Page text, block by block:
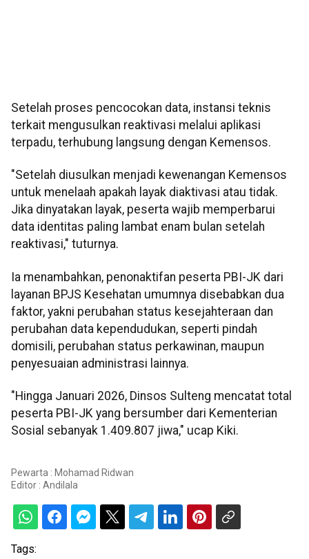
Setelah proses pencocokan data, instansi teknis
terkait mengusulkan reaktivasi melalui aplikasi
terpadu, terhubung langsung dengan Kemensos.
"Setelah diusulkan menjadi kewenangan Kemensos
untuk menelaah apakah layak diaktivasi atau tidak.
Jika dinyatakan layak, peserta wajib memperbarui
data identitas paling lambat enam bulan setelah
reaktivasi," tuturnya.
Ia menambahkan, penonaktifan peserta PBI-JK dari
layanan BPJS Kesehatan umumnya disebabkan dua
faktor, yakni perubahan status kesejahteraan dan
perubahan data kependudukan, seperti pindah
domisili, perubahan status perkawinan, maupun
penyesuaian administrasi lainnya.
"Hingga Januari 2026, Dinsos Sulteng mencatat total
peserta PBI-JK yang bersumber dari Kementerian
Sosial sebanyak 1.409.807 jiwa," ucap Kiki.
Pewarta : Mohamad Ridwan
Editor : Andilala
Tags: